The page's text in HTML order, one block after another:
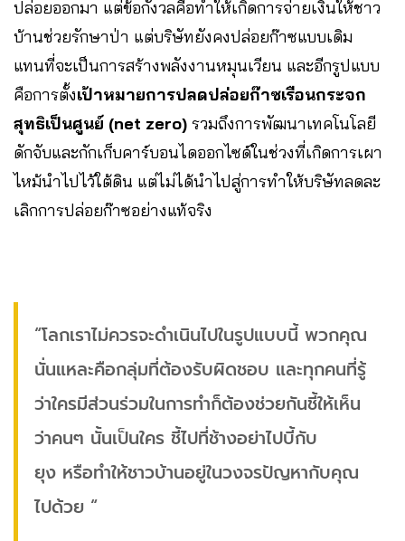
ปล่อยออกมา แต่ข้อกังวลคือทำให้เกิดการจ่ายเงินให้ชาว
บ้านช่วยรักษาป่า แต่บริษัทยังคงปล่อยก๊าซแบบเดิม
แทนที่จะเป็นการสร้างพลังงานหมุนเวียน และอีกรูปแบบ
คือการตั้งเป้าหมายการปลดปล่อยก๊าซเรือนกระจก
สุทธิเป็นศูนย์ (net zero) รวมถึงการพัฒนาเทคโนโลยี
ดักจับและกักเก็บคาร์บอนไดออกไซด์ในช่วงที่เกิดการเผา
ไหม้นำไปไว้ใต้ดิน แต่ไม่ได้นำไปสู่การทำให้บริษัทลดละ
เลิกการปล่อยก๊าซอย่างแท้จริง
“โลกเราไม่ควรจะดำเนินไปในรูปแบบนี้ พวกคุณ
นั่นแหละคือกลุ่มที่ต้องรับผิดชอบ และทุกคนที่รู้
ว่าใครมีส่วนร่วมในการทำก็ต้องช่วยกันชี้ให้เห็น
ว่าคนๆ นั้นเป็นใคร ชี้ไปที่ช้างอย่าไปบี้กับ
ยุง หรือทำให้ชาวบ้านอยู่ในวงจรปัญหากับคุณ
ไปด้วย “